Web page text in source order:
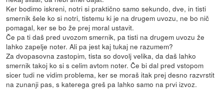
Ker bodimo iskreni, notri si praktično samo sekundo, dve, in tisti
smernik šele ko si notri, tistemu ki je na drugem uvozu, ne bo nič
pomagal, ker se bo že prej moral ustavit.
Če pa ti daš pred uvozom smernik, pa tisti na drugem uvozu že
lahko zapelje noter. Ali pa jest kaj tukaj ne razumem?
Za dvopasovna zastopim, tista so dovolj velika, da daš lahko
smernik takoj ko si s celim avtom noter. Če bi dal pred vstopom
sicer tudi ne vidim problema, ker se moraš itak prej desno razvrstit
na zunanji pas, s katerega greš pa lahko samo na prvi izvoz.